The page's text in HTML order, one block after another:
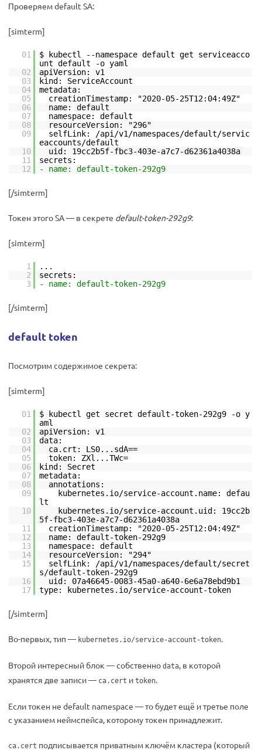
Проверяем default SA:
[simterm]
01
$ kubectl --namespace default get serviceacco
unt default -o yaml
02
apiVersion: v1
03
kind: ServiceAccount
04
metadata:
05
creationTimestamp: "2020-05-25T12:04:49Z"
06
name: default
07
namespace: default
08
resourceVersion: "296"
09
selfLink: /api/v1/namespaces/default/servic
eaccounts/default
10
uid: 19cc2b5f-fbc3-403e-a7c7-d62361a4038a
11
secrets:
12
- name: default-token-292g9
[/simterm]
Токен этого SA — в секрете default-token-292g9:
[simterm]
1
...
2
secrets:
3
- name: default-token-292g9
[/simterm]
default token
Посмотрим содержимое секрета:
[simterm]
01
$ kubectl get secret default-token-292g9 -o y
aml
02
apiVersion: v1
03
data:
04
ca.crt: LS0...sdA==
05
token: ZXl...TWc=
06
kind: Secret
07
metadata:
08
annotations:
09
kubernetes.io/service-account.name: defau
lt
10
kubernetes.io/service-account.uid: 19cc2b
5f-fbc3-403e-a7c7-d62361a4038a
11
creationTimestamp: "2020-05-25T12:04:49Z"
12
name: default-token-292g9
13
namespace: default
14
resourceVersion: "294"
15
selfLink: /api/v1/namespaces/default/secret
s/default-token-292g9
16
uid: 07a46645-0083-45a0-a640-6e6a78ebd9b1
17
type: kubernetes.io/service-account-token
[/simterm]
Во-первых, тип — kubernetes.io/service-account-token.
Второй интересный блок — собственно data, в которой
хранятся две записи — ca.cert и token.
Если токен не default namespace — то будет ещё и третье поле
с указанием неймспейса, которому токен принадлежит.
ca.cert подписывается приватным ключём кластера (который